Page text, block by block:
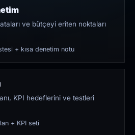
ve bütçeyi eriten noktaları
+ kısa denetim notu
KPI hedeflerini ve testleri
+ KPI seti